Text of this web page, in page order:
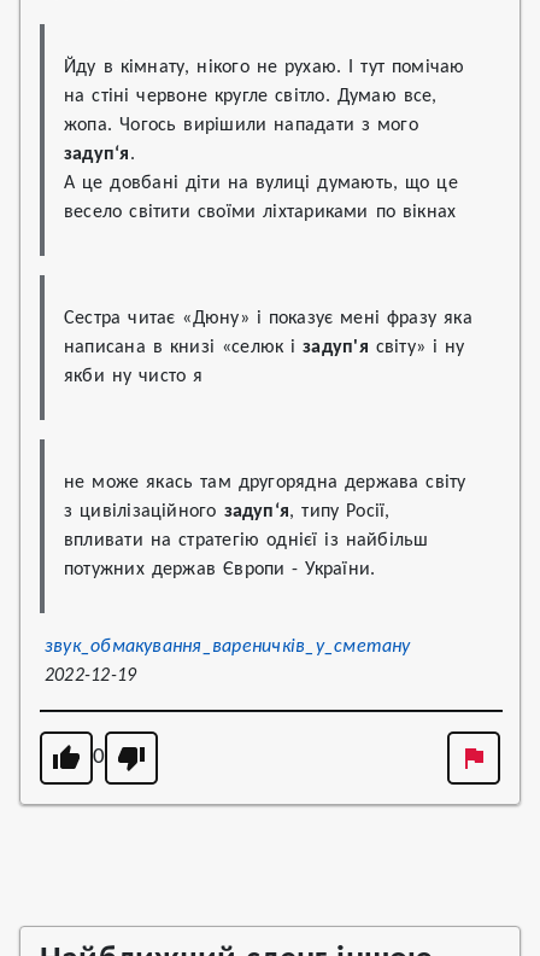
Йду в кімнату, нікого не рухаю. І тут помічаю
на стіні червоне кругле світло. Думаю все,
жопа. Чогось вирішили нападати з мого
задуп‘я.
А це довбані діти на вулиці думають, що це
весело світити своїми ліхтариками по вікнах
Сестра читає «Дюну» і показує мені фразу яка
написана в книзі «селюк і задуп'я світу» і ну
якби ну чисто я
не може якась там другорядна держава світу
з цивілізаційного задуп‘я, типу Росії,
впливати на стратегію однієї із найбільш
потужних держав Європи - України.
звук_обмакування_вареничків_у_сметану
2022-12-19
0